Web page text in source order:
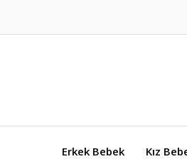
Erkek Bebek Kız